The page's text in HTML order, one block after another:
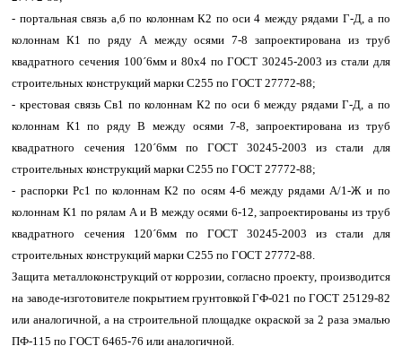
- портальная связь а,б по колоннам К2 по оси 4 между рядами Г-Д, а по
колоннам К1 по ряду А между осями 7-8 запроектирована из труб
квадратного сечения 100´6мм и 80х4 по ГОСТ 30245-2003 из стали для
строительных конструкций марки С255 по ГОСТ 27772-88;
- крестовая связь Св1 по колоннам К2 по оси 6 между рядами Г-Д, а по
колоннам К1 по ряду В между осями 7-8, запроектирована из труб
квадратного сечения 120´6мм по ГОСТ 30245-2003 из стали для
строительных конструкций марки С255 по ГОСТ 27772-88;
- распорки Рс1 по колоннам К2 по осям 4-6 между рядами А/1-Ж и по
колоннам К1 по рялам А и В между осями 6-12, запроектированы из труб
квадратного сечения 120´6мм по ГОСТ 30245-2003 из стали для
строительных конструкций марки С255 по ГОСТ 27772-88.
Защита металлоконструкций от коррозии, согласно проекту, производится
на заводе-изготовителе покрытием грунтовкой ГФ-021 по ГОСТ 25129-82
или аналогичной, а на строительной площадке окраской за 2 раза эмалью
ПФ-115 по ГОСТ 6465-76 или аналогичной.